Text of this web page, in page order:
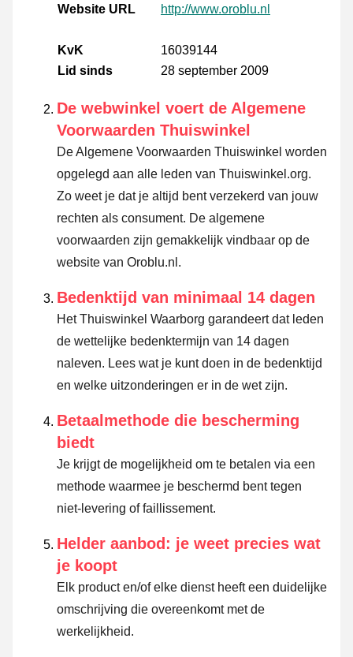
Website URL
http://www.oroblu.nl
KvK
16039144
Lid sinds
28 september 2009
De webwinkel voert de Algemene
Voorwaarden Thuiswinkel
De Algemene Voorwaarden Thuiswinkel worden
opgelegd aan alle leden van Thuiswinkel.org.
Zo weet je dat je altijd bent verzekerd van jouw
rechten als consument. De algemene
voorwaarden zijn gemakkelijk vindbaar op de
website van Oroblu.nl.
Bedenktijd van minimaal 14 dagen
Het Thuiswinkel Waarborg garandeert dat leden
de wettelijke bedenktermijn van 14 dagen
naleven. Lees wat je kunt doen in de bedenktijd
en welke uitzonderingen er in de wet zijn.
Betaalmethode die bescherming
biedt
Je krijgt de mogelijkheid om te betalen via een
methode waarmee je beschermd bent tegen
niet-levering of faillissement.
Helder aanbod: je weet precies wat
je koopt
Elk product en/of elke dienst heeft een duidelijke
omschrijving die overeenkomt met de
werkelijkheid.